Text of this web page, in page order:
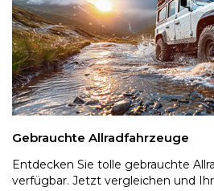
Gebrauchte Allradfahrzeuge
Entdecken Sie tolle gebrauchte
verfügbar. Jetzt vergleichen und